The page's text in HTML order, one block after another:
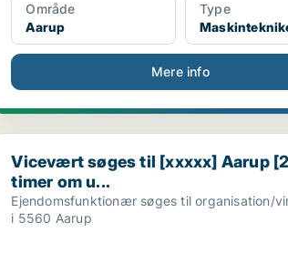
Område
Aarup
Type
Mere info
søges til [xxxxx] Aarup [20-30
Vicevært søges til [xxxxx] Aarup
timer om u...
Ejendomsfunktionær søges til organisation/
i 5560 Aarup